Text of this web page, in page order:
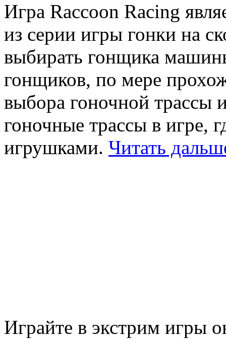
Игра Raccoon Racing
из серии игры гонки на
выбирать гонщика
гонщиков, по мере
выбора гоночной трассы
гоночные трассы в игре,
игрушками. Читать
Играйте в экстрим игры